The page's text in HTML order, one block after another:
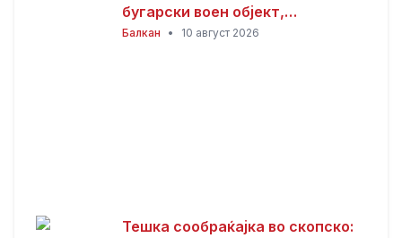
бугарски воен објект,
евакуирани 300 работници
Балкан • 10 август 2026
Тешка сообраќајка во скопско: